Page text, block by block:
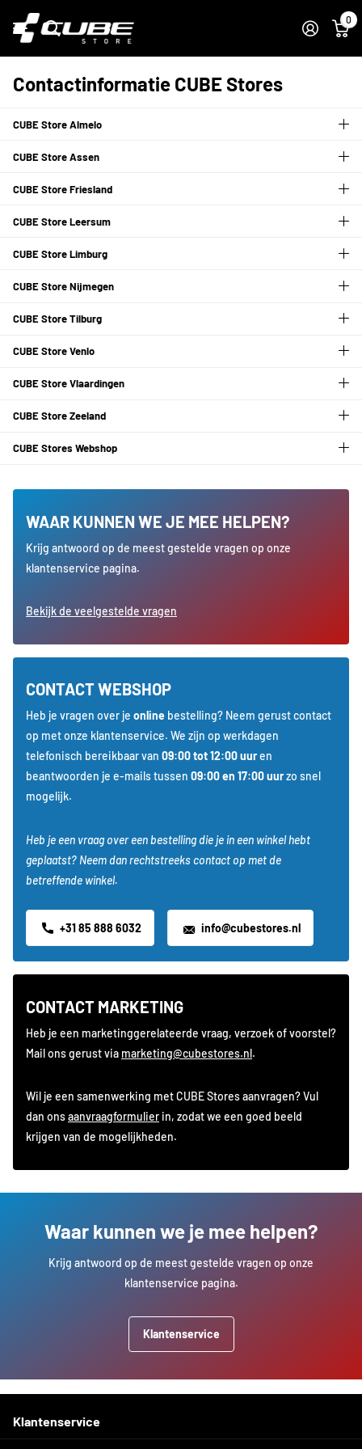
0
Contactinformatie CUBE Stores
CUBE Store Almelo
CUBE Store Assen
CUBE Store Friesland
CUBE Store Leersum
CUBE Store Limburg
CUBE Store Nijmegen
CUBE Store Tilburg
CUBE Store Venlo
CUBE Store Vlaardingen
CUBE Store Zeeland
CUBE Stores Webshop
WAAR KUNNEN WE JE MEE HELPEN?
Krijg antwoord op de meest gestelde vragen op onze
klantenservice pagina.
Bekijk de veelgestelde vragen
CONTACT WEBSHOP
Heb je vragen over je online bestelling? Neem gerust contact
op met onze klantenservice. We zijn op werkdagen
telefonisch bereikbaar van 09:00 tot 12:00 uuren
beantwoorden je e-mails tussen 09:00 en 17:00 uurzo snel
mogelijk.
Heb je een vraag over een bestelling die je in een winkel hebt
geplaatst? Neem dan rechtstreeks contact op met de
betreffende winkel.
+31 85 888 6032 info@cubestores.nl
CONTACT MARKETING
Heb je een marketinggerelateerde vraag, verzoek of voorstel?
Mail ons gerust via marketing@cubestores.nl.
Wil je een samenwerking met CUBE Stores aanvragen? Vul
dan onsaanvraagformulier in, zodat we een goed beeld
krijgen van de mogelijkheden.
Waar kunnen we je mee helpen?
Krijg antwoord op de meest gestelde vragen op onze
klantenservice pagina.
Klantenservice
Klantenservice